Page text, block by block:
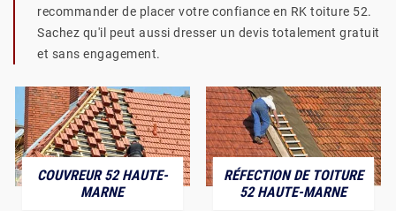
recommander de placer votre confiance en RK toiture 52.
Sachez qu'il peut aussi dresser un devis totalement gratuit
et sans engagement.
COUVREUR 52 HAUTE-
MARNE
RÉFECTION DE TOITURE
52 HAUTE-MARNE